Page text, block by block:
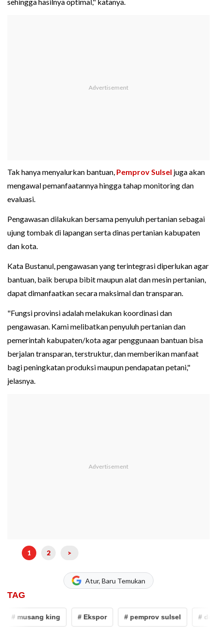
Tak hanya menyalurkan bantuan, Pemprov Sulsel juga akan
mengawal pemanfaatannya hingga tahap monitoring dan
evaluasi.
Pengawasan dilakukan bersama penyuluh pertanian sebagai
ujung tombak di lapangan serta dinas pertanian kabupaten
dan kota.
Kata Bustanul, pengawasan yang terintegrasi diperlukan agar
bantuan, baik berupa bibit maupun alat dan mesin pertanian,
dapat dimanfaatkan secara maksimal dan transparan.
"Fungsi provinsi adalah melakukan koordinasi dan
pengawasan. Kami melibatkan penyuluh pertanian dan
pemerintah kabupaten/kota agar penggunaan bantuan bisa
berjalan transparan, terstruktur, dan memberikan manfaat
bagi peningkatan produksi maupun pendapatan petani,"
jelasnya.
1 2 >
Atur, Baru Temukan
TAG
# musang king # Ekspor # pemprov sulsel #